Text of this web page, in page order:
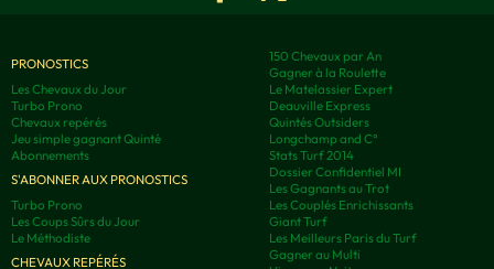
PRONOSTICS
Les Chevaux du Jour
Turbo Prono
Chevaux repérés
Jeu simple gagnant Quinté
Abonnements
S'ABONNER AUX PRONOSTICS
Turbo Prono
Les Coups Sûrs du Jour
Le Méthodiste
CHEVAUX REPÉRÉS
150 Chevaux par An
Gagner à la Roulette
Le Matelassier Expert
Deauville Express
Quintés Outsiders
Longchamp and C°
Stats Turf 2014
Dossier Confidentiel MI
Les Gagnants au Trot
Les Couplés Enrichissants
Giant Turf
Les Meilleurs Paris du Turf
Gagner au Multi